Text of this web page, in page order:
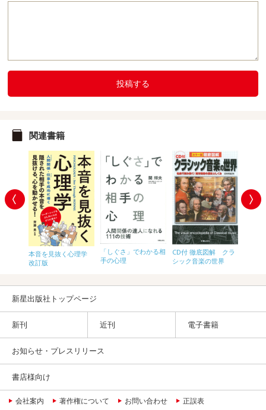
投稿する
関連書籍
本音を見抜く心理学
改訂版
「しぐさ」でわかる相
手の心理
CD付 徹底図解 クラ
シック音楽の世界
新星出版社トップページ
新刊 近刊 電子書籍
お知らせ・プレスリリース
書店様向け
会社案内 著作権について お問い合わせ
正誤表